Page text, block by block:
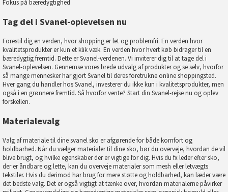
Fokus på bæredygtighed
Tag del i Svanel-oplevelsen nu
Forestil dig en verden, hvor shopping er let og problemfri. En verden hvor
kvalitetsprodukter er kun et klik væk. En verden hvor hvert køb bidrager til en
bæredygtig fremtid. Dette er Svanel-verdenen. Vi inviterer dig til at tage del i
Svanel-oplevelsen. Gennemse vores brede udvalg af produkter og se selv, hvorfor
så mange mennesker har gjort Svanel til deres foretrukne online shoppingsted.
Hver gang du handler hos Svanel, investerer du ikke kun i kvalitetsprodukter, men
også i en grønnere fremtid. Så hvorfor vente? Start din Svanel-rejse nu og oplev
forskellen.
Materialevalg
Valg af materiale til dine svanel sko er afgørende for både komfort og
holdbarhed. Når du vælger materialer til dine sko, bør du overveje, hvordan de vil
blive brugt, og hvilke egenskaber der er vigtige for dig. Hvis du fx leder efter sko,
der er åndbare og lette, kan du overveje materialer som mesh eller letvægts
tekstiler. Hvis du derimod har brug for mere støtte og holdbarhed, kan læder være
det bedste valg. Det er også vigtigt at tænke over, hvordan materialerne påvirker